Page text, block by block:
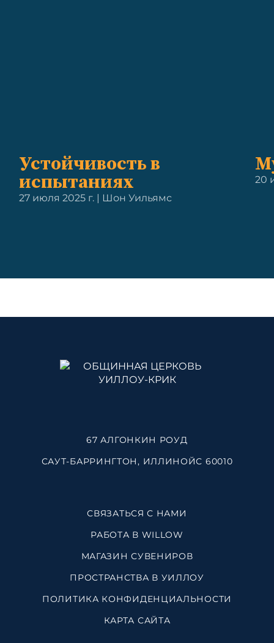
Устойчивость в
испытаниях
27 июля 2025 г. | Шон Уильямс
20
67 АЛГОНКИН РОУД
САУТ-БАРРИНГТОН, ИЛЛИНОЙС 60010
СВЯЗАТЬСЯ С НАМИ
РАБОТА В WILLOW
МАГАЗИН СУВЕНИРОВ
ПРОСТРАНСТВА В УИЛЛОУ
ПОЛИТИКА КОНФИДЕНЦИАЛЬНОСТИ
КАРТА САЙТА